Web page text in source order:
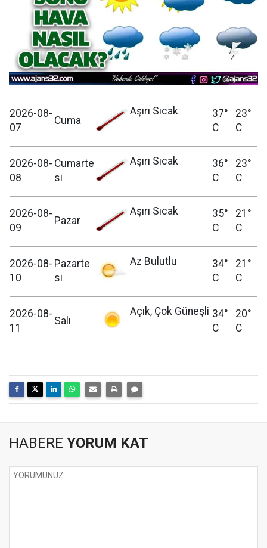
2026-08-
07
Cuma
Aşırı Sıcak
37°
C
23°
C
2026-08-
08
Cumarte
si
Aşırı Sıcak
36°
C
23°
C
2026-08-
09
Pazar
Aşırı Sıcak
35°
C
21°
C
2026-08-
10
Pazarte
si
Az Bulutlu
34°
C
21°
C
2026-08-
11
Salı
Açık, Çok Güneşli 34°
C
20°
C
HABERE YORUM KAT